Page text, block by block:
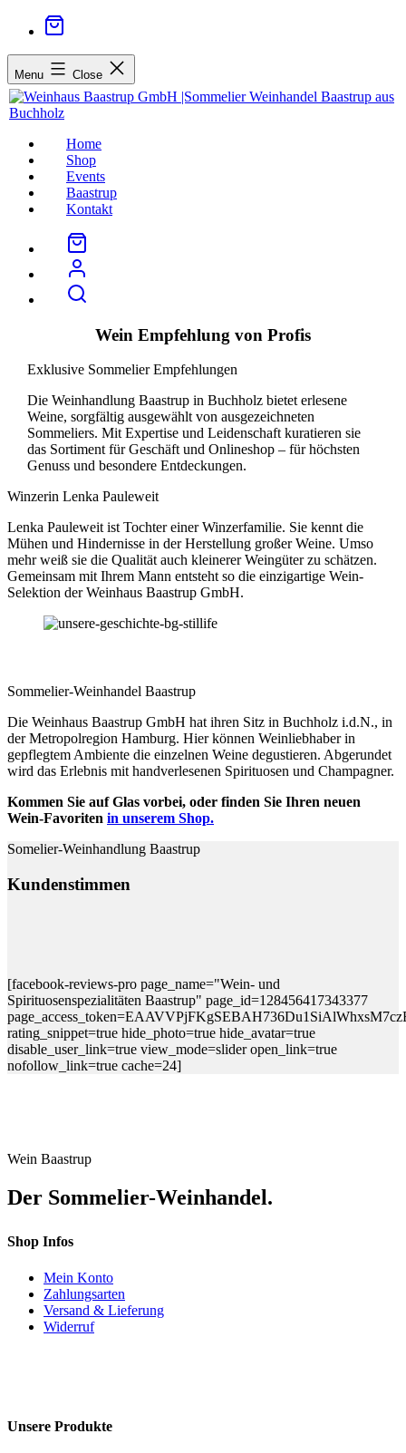
Menu Close
Home
Shop
Events
Baastrup
Kontakt
Wein Empfehlung von Profis
Exklusive Sommelier Empfehlungen
Die Weinhandlung Baastrup in Buchholz bietet erlesene
Weine, sorgfältig ausgewählt von ausgezeichneten
Sommeliers. Mit Expertise und Leidenschaft kuratieren sie
das Sortiment für Geschäft und Onlineshop – für höchsten
Genuss und besondere Entdeckungen.
Winzerin Lenka Pauleweit
Lenka Pauleweit ist Tochter einer Winzerfamilie. Sie kennt die
Mühen und Hindernisse in der Herstellung großer Weine. Umso
mehr weiß sie die Qualität auch kleinerer Weingüter zu schätzen.
Gemeinsam mit Ihrem Mann entsteht so die einzigartige Wein-
Selektion der Weinhaus Baastrup GmbH.
Sommelier-Weinhandel Baastrup
Die Weinhaus Baastrup GmbH hat ihren Sitz in Buchholz i.d.N., in
der Metropolregion Hamburg. Hier können Weinliebhaber in
gepflegtem Ambiente die einzelnen Weine degustieren. Abgerundet
wird das Erlebnis mit handverlesenen Spirituosen und Champagner.
Kommen Sie auf Glas vorbei, oder finden Sie Ihren neuen
Wein-Favoriten in unserem Shop.
Somelier-Weinhandlung Baastrup
Kundenstimmen
[facebook-reviews-pro page_name="Wein- und
Spirituosenspezialitäten Baastrup" page_id=128456417343377
rating_snippet=true hide_photo=true hide_avatar=true
disable_user_link=true view_mode=slider open_link=true
nofollow_link=true cache=24]
Wein Baastrup
Der Sommelier-Weinhandel.
Shop Infos
Mein Konto
Zahlungsarten
Versand & Lieferung
Widerruf
Unsere Produkte